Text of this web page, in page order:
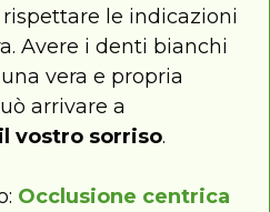
le indicazioni
Avere i denti bianchi
vera e propria
arrivare a
vostro sorriso.
Occlusione centrica